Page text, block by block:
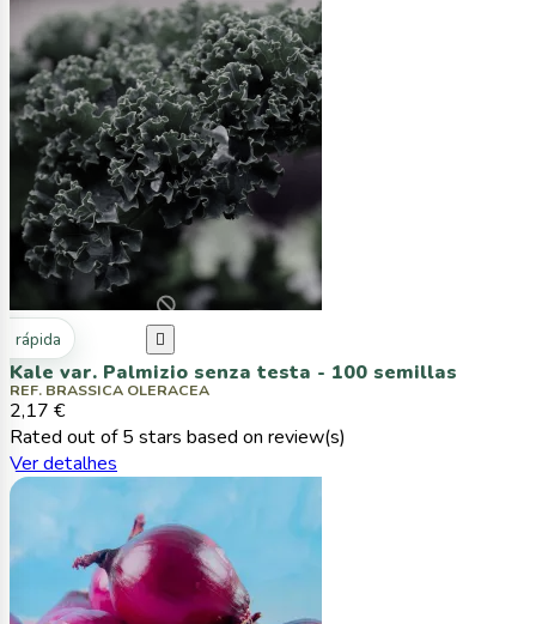
rápida 
Kale var. Palmizio senza testa - 100 semillas
REF. BRASSICA OLERACEA
2,17 €
Rated out of 5 stars based on review(s)
Ver detalhes